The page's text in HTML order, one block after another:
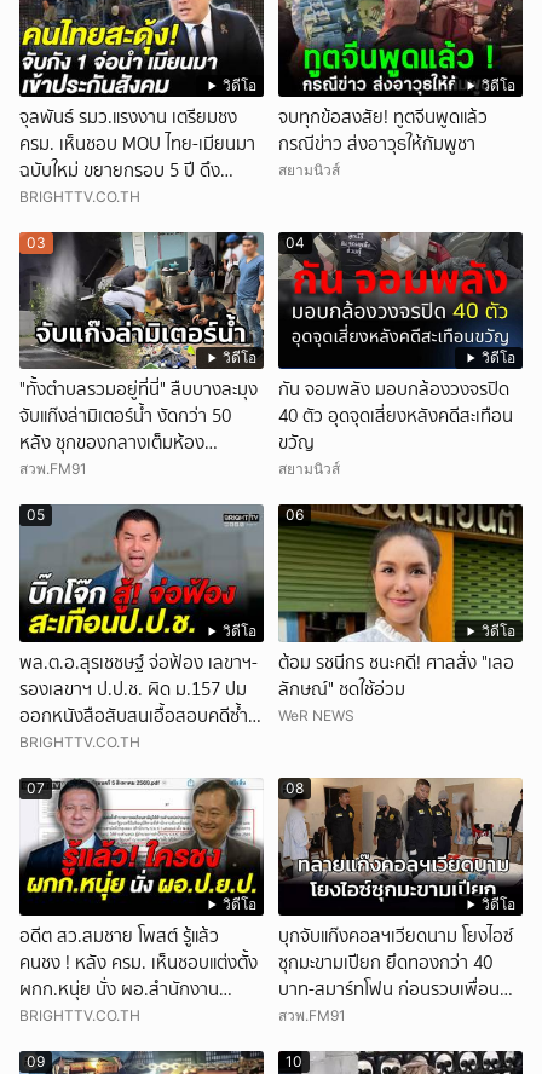
วิดีโอ
จุลพันธ์ รมว.แรงงาน เตรียมชง
ครม. เห็นชอบ MOU ไทย-เมียนมา
ฉบับใหม่ ขยายกรอบ 5 ปี ดึง
แรงงานเข้าระบบ
BRIGHTTV.CO.TH
วิดีโอ
จบทุกข้อสงสัย! ทูตจีนพูดแล้ว
กรณีข่าว ส่งอาวุธให้กัมพูชา
สยามนิวส์
วิดีโอ
03
"ทั้งตำบลรวมอยู่ที่นี่" สืบบางละมุง
จับแก๊งล่ามิเตอร์น้ำ งัดกว่า 50
หลัง ซุกของกลางเต็มห้อง
สารภาพขายหาเงินซื้อยา จ.ชลบุรี
สวพ.FM91
วิดีโอ
04
กัน จอมพลัง มอบกล้องวงจรปิด
40 ตัว อุดจุดเสี่ยงหลังคดีสะเทือน
ขวัญ
สยามนิวส์
วิดีโอ
05
พล.ต.อ.สุรเชชษฐ์ จ่อฟ้อง เลขาฯ-
รองเลขาฯ ป.ป.ช. ผิด ม.157 ปม
ออกหนังสือสับสนเอื้อสอบคดีซ้ำ
ซ้อน
BRIGHTTV.CO.TH
วิดีโอ
06
ต้อม รชนีกร ชนะคดี! ศาลสั่ง "เลอ
ลักษณ์" ชดใช้อ่วม
WeR NEWS
วิดีโอ
07
อดีต สว.สมชาย โพสต์ รู้แล้ว
คนชง ! หลัง ครม. เห็นชอบแต่งตั้ง
ผกก.หนุ่ย นั่ง ผอ.สำนักงาน
ป.ย.ป.
BRIGHTTV.CO.TH
วิดีโอ
08
บุกจับแก๊งคอลฯเวียดนาม โยงไอซ์
ซุกมะขามเปียก ยึดทองกว่า 40
บาท-สมาร์ทโฟน ก่อนรวบเพื่อน
ร่วมทีมหอบเงิน 1.5 แสนติดสินบน
สวพ.FM91
09 10